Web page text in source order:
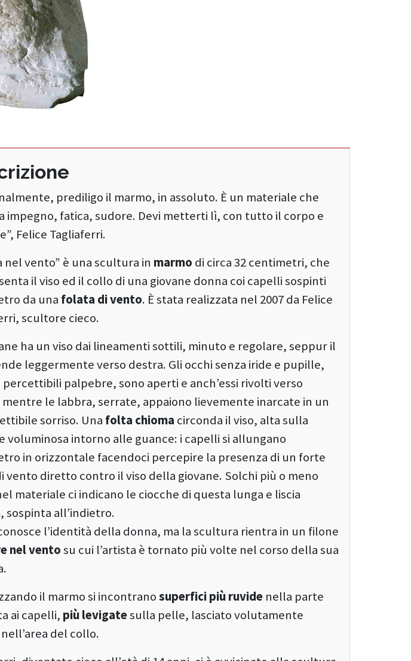
prediligo il marmo, in assoluto. È un materiale che
impegno, fatica, sudore. Devi metterti lì, con tutto il corpo e
Felice Tagliaferri.
nel vento” è una scultura in marmo di circa 32 centimetri, che
il viso ed il collo di una giovane donna coi capelli sospinti
da una folata di vento. È stata realizzata nel 2007 da Felice
scultore cieco.
ha un viso dai lineamenti sottili, minuto e regolare, seppur il
leggermente verso destra. Gli occhi senza iride e pupille,
percettibili palpebre, sono aperti e anch’essi rivolti verso
le labbra, serrate, appaiono lievemente inarcate in un
sorriso. Una folta chioma circonda il viso, alta sulla
voluminosa intorno alle guance: i capelli si allungano
in orizzontale facendoci percepire la presenza di un forte
vento diretto contro il viso della giovane. Solchi più o meno
materiale ci indicano le ciocche di questa lunga e liscia
sospinta all’indietro.
l’identità della donna, ma la scultura rientra in un filone
nel ventosu cui l’artista è tornato più volte nel corso della sua
il marmo si incontranosuperfici più ruvide nella parte
ai capelli, più levigatesulla pelle, lasciato volutamente
del collo.